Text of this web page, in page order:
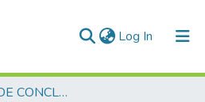
Log In (current)
TRABALHOS DE CONCLUSÃO DE CURSO - CFO (CURSO DE FORMAÇÃO DE OFICIAIS)